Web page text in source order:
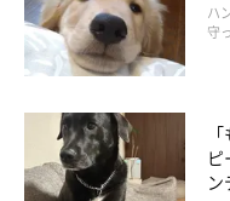
ハ
守
ン